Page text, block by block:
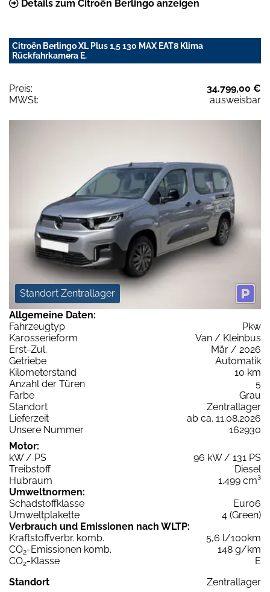
Details zum Citroën Berlingo anzeigen
Citroën Berlingo XL Plus 1,5 130 MAX EAT8 Klima
Rückfahrkamera E.
Preis:
34.799,00 €
MWSt:
ausweisbar
Standort Zentrallager
Allgemeine Daten:
Fahrzeugtyp
Pkw
Karosserieform
Van / Kleinbus
Erst-Zul.
Mär / 2026
Getriebe
Automatik
Kilometerstand
10 km
Anzahl der Türen
5
Farbe
Grau
Standort
Zentrallager
Lieferzeit
ab ca. 11.08.2026
Unsere Nummer
162930
Motor:
kW / PS
96 kW / 131 PS
Treibstoff
Diesel
Hubraum
1.499 cm³
Umweltnormen:
Schadstoffklasse
Euro6
Umweltplakette
4 (Green)
Verbrauch und Emissionen nach WLTP:
Kraftstoffverbr. komb.
5,6 l/100km
CO2-Emissionen komb.
148 g/km
CO2-Klasse
E
Standort
Zentrallager